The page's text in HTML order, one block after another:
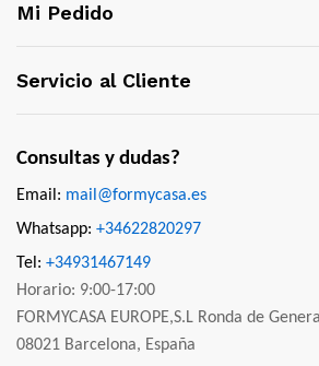
Mi Pedido
Servicio al Cliente
Consultas y dudas?
Email: mail@formycasa.es
Whatsapp: +34622820297
Tel: +34931467149
Horario: 9:00-17:00
FORMYCASA EUROPE,S.L Ronda de
08021 Barcelona, España